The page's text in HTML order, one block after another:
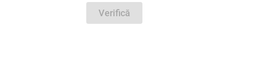
Verifică